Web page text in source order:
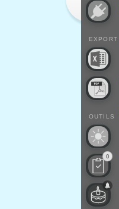
EXPORT
OUTILS
0